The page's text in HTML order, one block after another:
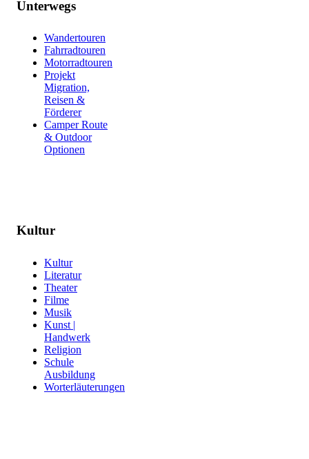
Unterwegs
Wandertouren
Fahrradtouren
Motorradtouren
Projekt
Migration,
Reisen &
Förderer
Camper Route
& Outdoor
Optionen
Kultur
Kultur
Literatur
Theater
Filme
Musik
Kunst |
Handwerk
Religion
Schule
Ausbildung
Worterläuterungen